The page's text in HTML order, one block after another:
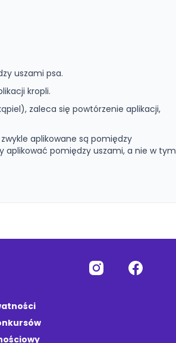
uszami psa.
kropli.
zaleca się powtórzenie aplikacji,
aplikowane są pomiędzy
aplikować pomiędzy uszami, a nie w tym